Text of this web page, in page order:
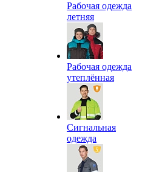
Рабочая одежда
летняя
Рабочая одежда
утеплённая
Сигнальная
одежда